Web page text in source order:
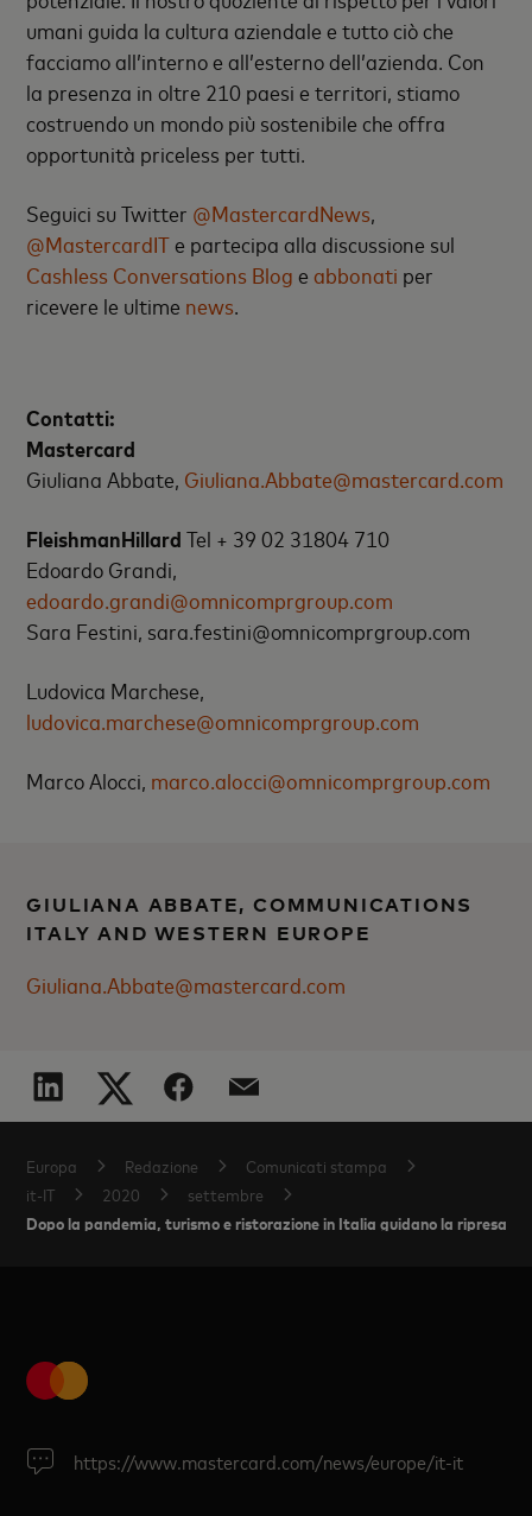
umani guida la cultura aziendale e tutto ciò che
facciamo all’interno e all’esterno dell’azienda. Con
la presenza in oltre 210 paesi e territori, stiamo
costruendo un mondo più sostenibile che offra
opportunità priceless per tutti.
Seguici su Twitter @MastercardNews,
@MastercardITe partecipa alla discussione sul
Cashless Conversations Blog eabbonati per
ricevere le ultime news.
Contatti:
Mastercard
Giuliana Abbate, Giuliana.Abbate@mastercard.com
FleishmanHillardTel + 39 02 31804 710
Edoardo Grandi,
edoardo.grandi@omnicomprgroup.com
Sara Festini, sara.festini@omnicomprgroup.com
Ludovica Marchese,
ludovica.marchese@omnicomprgroup.com
Marco Alocci, marco.alocci@omnicomprgroup.com
GIULIANA ABBATE, COMMUNICATIONS
ITALY AND WESTERN EUROPE
Giuliana.Abbate@mastercard.com
Europa Redazione
Comunicati stampa
it-IT
2020 settembre
Dopo la pandemia, turismo e ristorazione in Italia guidano la ripresa
https://www.mastercard.com/news/europe/it-it